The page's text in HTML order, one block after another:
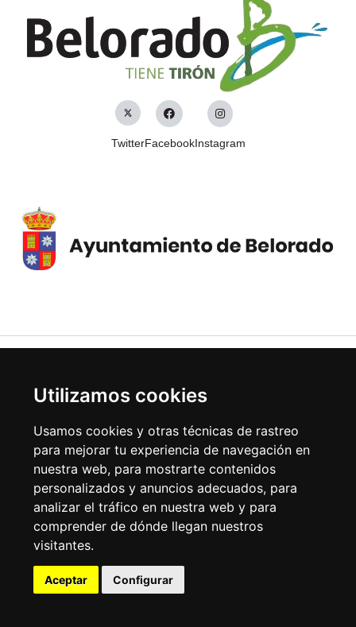
Utilizamos cookies
Usamos cookies y otras técnicas de rastreo
para mejorar tu experiencia de navegación en
nuestra web, para mostrarte contenidos
personalizados y anuncios adecuados, para
analizar el tráfico en nuestra web y para
comprender de dónde llegan nuestros
visitantes.
Aceptar Configurar
TwitterFacebookInstagram
Mapa web
Aviso legal
Política de cookies
09250 Belorado,